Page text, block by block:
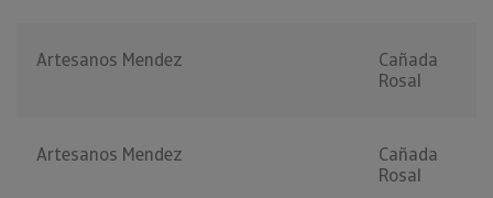
Artesanos Mendez
Cañada
Rosal
Artesanos Mendez
Cañada
Rosal